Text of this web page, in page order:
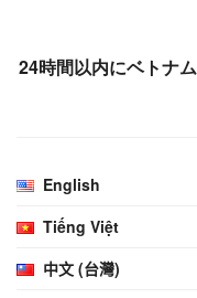
24時間以内にベトナ
English
Tiếng Việt
中文 (台灣)